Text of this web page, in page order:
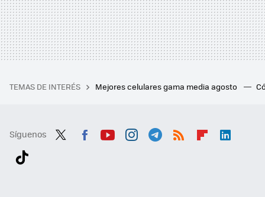
TEMAS DE INTERÉS Mejores celulares gama media agosto
Síguenos